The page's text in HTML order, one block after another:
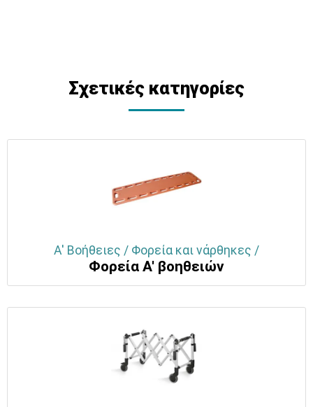
Σχετικές κατηγορίες
Α' Βοήθειες / Φορεία και νάρθηκες /
Φορεία Α' βοηθειών